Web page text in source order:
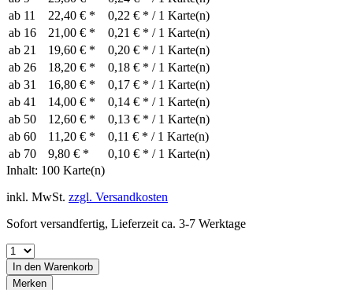
ab 11 22,40 € *
0,22 € * / 1 Karte(n)
ab 16 21,00 € *
0,21 € * / 1 Karte(n)
ab 21 19,60 € *
0,20 € * / 1 Karte(n)
ab 26 18,20 € *
0,18 € * / 1 Karte(n)
ab 31 16,80 € *
0,17 € * / 1 Karte(n)
ab 41 14,00 € *
0,14 € * / 1 Karte(n)
ab 50 12,60 € *
0,13 € * / 1 Karte(n)
ab 60 11,20 € *
0,11 € * / 1 Karte(n)
ab 70 9,80 € *
0,10 € * / 1 Karte(n)
Inhalt: 100 Karte(n)
inkl. MwSt. zzgl. Versandkosten
Sofort versandfertig, Lieferzeit ca. 3-7 Werktage
In den Warenkorb
Merken